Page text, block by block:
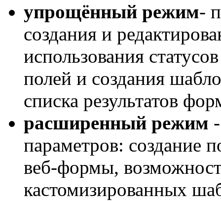
упрощённый режим-
создания и
использования
полей и создания
списка результатов
расширенный режим
параметров: создание
веб-формы,
кастомизированных